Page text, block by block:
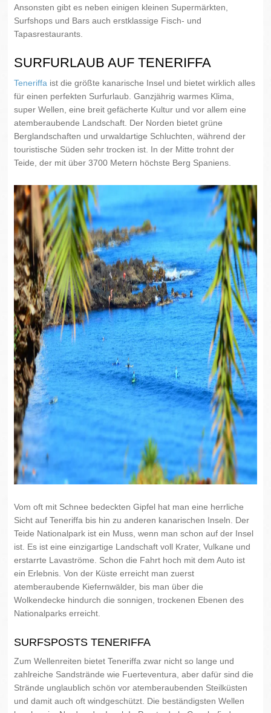
Ansonsten gibt es neben einigen kleinen Supermärkten,
Surfshops und Bars auch erstklassige Fisch- und
Tapasrestaurants.
SURFURLAUB AUF TENERIFFA
Teneriffa ist die größte kanarische Insel und bietet wirklich alles
für einen perfekten Surfurlaub. Ganzjährig warmes Klima,
super Wellen, eine breit gefächerte Kultur und vor allem eine
atemberaubende Landschaft. Der Norden bietet grüne
Berglandschaften und urwaldartige Schluchten, während der
touristische Süden sehr trocken ist. In der Mitte trohnt der
Teide, der mit über 3700 Metern höchste Berg Spaniens.
Vom oft mit Schnee bedeckten Gipfel hat man eine herrliche
Sicht auf Teneriffa bis hin zu anderen kanarischen Inseln. Der
Teide Nationalpark ist ein Muss, wenn man schon auf der Insel
ist. Es ist eine einzigartige Landschaft voll Krater, Vulkane und
erstarrte Lavaströme. Schon die Fahrt hoch mit dem Auto ist
ein Erlebnis. Von der Küste erreicht man zuerst
atemberaubende Kiefernwälder, bis man über die
Wolkendecke hindurch die sonnigen, trockenen Ebenen des
Nationalparks erreicht.
SURFSPOSTS TENERIFFA
Zum Wellenreiten bietet Teneriffa zwar nicht so lange und
zahlreiche Sandstrände wie Fuerteventura, aber dafür sind die
Strände unglaublich schön vor atemberaubenden Steilküsten
und damit auch oft windgeschützt. Die beständigsten Wellen